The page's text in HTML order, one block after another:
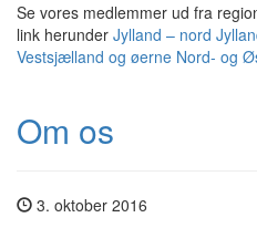
Se vores medlemmer ud fra
link herunder Jylland – nord
Vestsjælland og øerne Nord- og
Om os
3. oktober 2016